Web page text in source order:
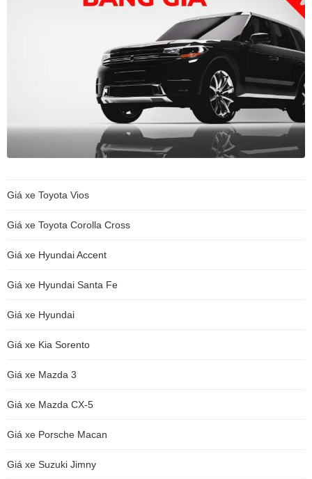
Giá xe Toyota Vios
Giá xe Toyota Corolla Cross
Giá xe Hyundai Accent
Giá xe Hyundai Santa Fe
Giá xe Hyundai
Giá xe Kia Sorento
Giá xe Mazda 3
Giá xe Mazda CX-5
Giá xe Porsche Macan
Giá xe Suzuki Jimny